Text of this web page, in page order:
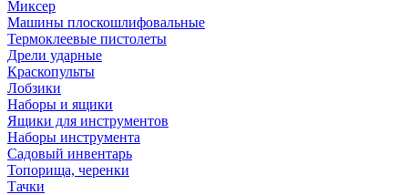
Миксер
Машины плоскошлифовальные
Термоклеевые пистолеты
Дрели ударные
Краскопульты
Лобзики
Наборы и ящики
Ящики для инструментов
Наборы инструмента
Садовый инвентарь
Топорища, черенки
Тачки